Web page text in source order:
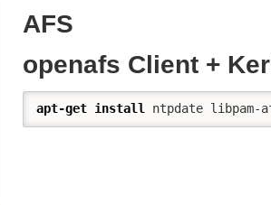
AFS
openafs Client +
apt-get install ntpdate libpam-